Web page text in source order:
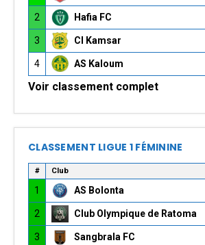
2 Hafia FC
3 CI Kamsar
4 AS Kaloum
Voir classement complet
CLASSEMENT LIGUE 1 FÉMININE
# Club
1 AS Bolonta
2 Club Olympique de Ratoma
3 Sangbrala FC